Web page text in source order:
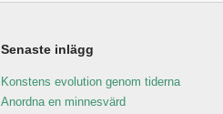
Senaste inlägg
Konstens evolution genom tiderna
Anordna en minnesvärd